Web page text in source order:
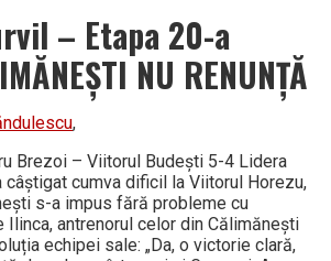
– Etapa 20-a
NU RENUNȚĂ
,
Brezoi – Viitorul Budești 5-4 Lidera
câștigat cumva dificil la Viitorul Horezu,
s-a impus fără probleme cu
Ilinca, antrenorul celor din Călimănești
echipei sale: „Da, o victorie clară,